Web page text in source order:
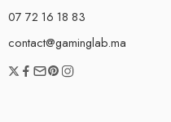
07 72 16 18 83
contact@gaminglab.ma